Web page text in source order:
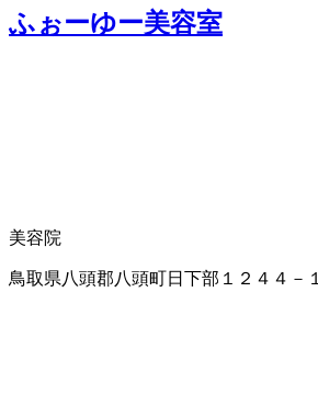
ふぉーゆー美容室
美容院
鳥取県八頭郡八頭町日下部１２４４－１